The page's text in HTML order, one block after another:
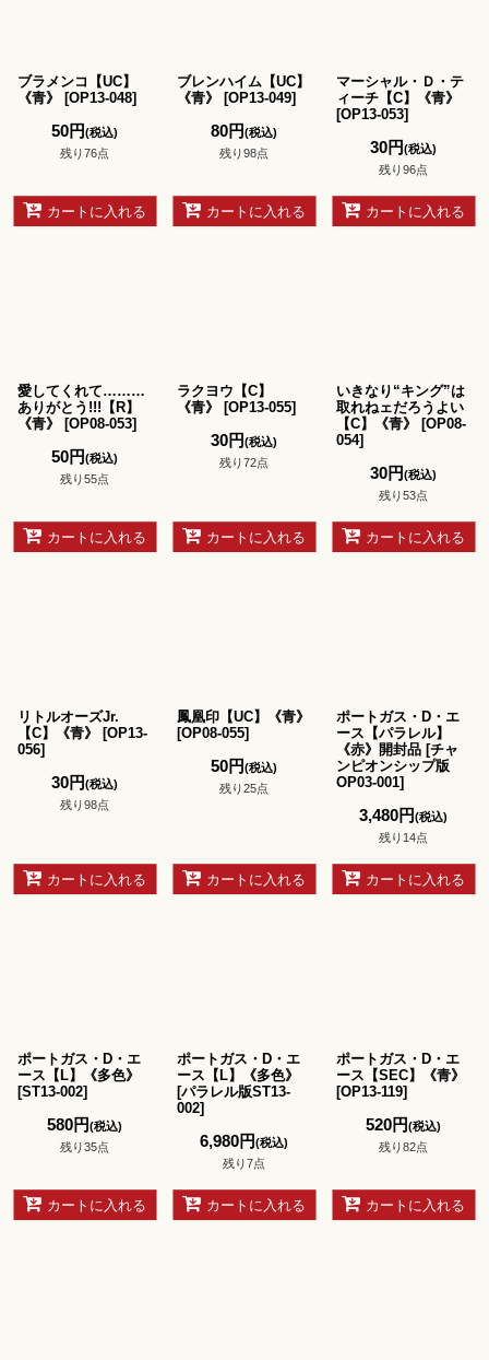
ブラメンコ【UC】
《青》
[OP13-048]
50円(税込)
残り76点
カートに入れる
ブレンハイム【UC】
《青》
[OP13-049]
80円(税込)
残り98点
カートに入れる
マーシャル・Ｄ・テ
ィーチ【C】《青》
[OP13-053]
30円(税込)
残り96点
カートに入れる
愛してくれて………
ありがとう!!!【R】
《青》
[OP08-053]
50円(税込)
残り55点
カートに入れる
ラクヨウ【C】
《青》
[OP13-055]
30円(税込)
残り72点
カートに入れる
いきなり“キング”は
取れねェだろうよい
【C】《青》
[OP08-
054]
30円(税込)
残り53点
カートに入れる
リトルオーズJr.
【C】《青》
[OP13-
056]
30円(税込)
残り98点
カートに入れる
鳳凰印【UC】《青》
[OP08-055]
50円(税込)
残り25点
カートに入れる
ポートガス・D・エ
ース【パラレル】
《赤》開封品 [チャ
ンピオンシップ版
OP03-001]
3,480円(税込)
残り14点
カートに入れる
ポートガス・D・エ
ース【L】《多色》
[ST13-002]
580円(税込)
残り35点
カートに入れる
ポートガス・D・エ
ース【L】《多色》
[パラレル版ST13-
002]
6,980円(税込)
残り7点
カートに入れる
ポートガス・D・エ
ース【SEC】《青》
[OP13-119]
520円(税込)
残り82点
カートに入れる